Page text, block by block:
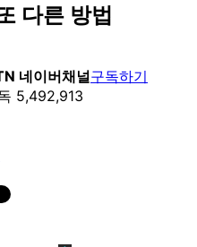
다른 방법
네이버채널
5,492,913
구독하기